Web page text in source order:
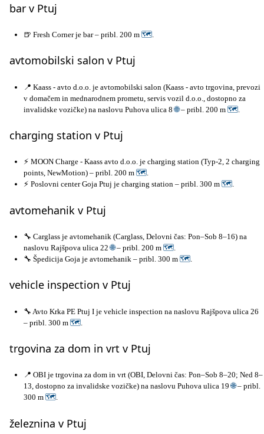
bar v Ptuj
🍺 Fresh Corner je bar – pribl. 200 m 🗺.
avtomobilski salon v Ptuj
📍 Kaass - avto d.o.o. je avtomobilski salon (Kaass - avto trgovina, prevozi
v domačem in mednarodnem prometu, servis vozil d.o.o., dostopno za
invalidske vozičke) na naslovu Puhova ulica 8🌐– pribl. 200 m 🗺
charging station v Ptuj
⚡ MOON Charge - Kaass avto d.o.o. je charging station (Typ-2, 2 charging
points, NewMotion) – pribl. 200 m 🗺.
⚡ Poslovni center Goja Ptuj je charging station – pribl. 300 m 🗺.
avtomehanik v Ptuj
🔧 Carglass je avtomehanik (Carglass, Delovni čas: Pon–Sob 8–16) na
naslovu Rajšpova ulica 22🌐– pribl. 200 m 🗺
🔧 Špedicija Goja je avtomehanik – pribl. 300 m 🗺
vehicle inspection v Ptuj
🔧 Avto Krka PE Ptuj I je vehicle inspection na naslovu Rajšpova ulica 26
– pribl. 300 m 🗺
trgovina za dom in vrt v Ptuj
📍 OBI je trgovina za dom in vrt (OBI, Delovni čas: Pon–Sob 8–20; Ned 8–
13, dostopno za invalidske vozičke) na naslovu Puhova ulica 19🌐– pribl.
300 m 🗺.
železnina v Ptuj